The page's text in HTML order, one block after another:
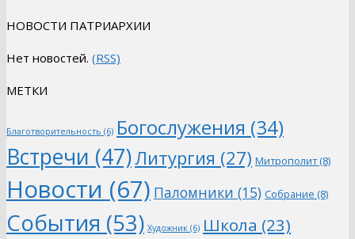
НОВОСТИ ПАТРИАРХИИ
Нет новостей. (RSS)
МЕТКИ
Благотворительность (6) Богослужения (34)
Встречи (47)Литургия (27) Митрополит(8)
Новости (67) Паломники (15) Собрание (8)
События (53) Художник (6) Школа (23)